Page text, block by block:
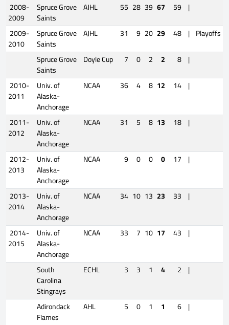
2008-
2009
Spruce Grove
Saints
AJHL 55 28 39 67 59 |
2009-
2010
Spruce Grove
Saints
AJHL 31 9 20 29 48 | Playoffs
Spruce Grove
Saints
Doyle Cup 7 0 2 2 8 |
2010-
2011
Univ. of
Alaska-
Anchorage
NCAA 36 4 8 12 14 |
2011-
2012
Univ. of
Alaska-
Anchorage
NCAA 31 5 8 13 18 |
2012-
2013
Univ. of
Alaska-
Anchorage
NCAA 9 0 0 0 17 |
2013-
2014
Univ. of
Alaska-
Anchorage
NCAA 34 10 13 23 33 |
2014-
2015
Univ. of
Alaska-
Anchorage
NCAA 33 7 10 17 43 |
South
Carolina
Stingrays
ECHL 3 3 1 4 2 |
Adirondack
Flames
AHL 5 0 1 1 6 |